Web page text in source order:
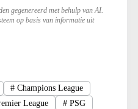
gegenereerd met behulp van AI.
op basis van informatie uit
# Champions League
League # PSG